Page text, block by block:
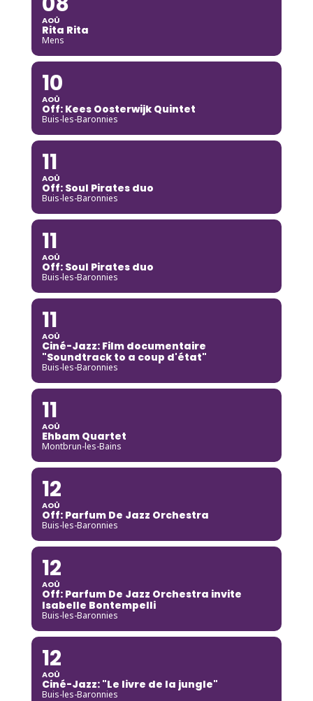
AOÛ
Rita Rita
Mens
10
AOÛ
Off: Kees Oosterwijk Quintet
Buis-les-Baronnies
11
AOÛ
Off: Soul Pirates duo
Buis-les-Baronnies
11
AOÛ
Off: Soul Pirates duo
Buis-les-Baronnies
11
AOÛ
Ciné-Jazz: Film documentaire
"Soundtrack to a coup d'état"
Buis-les-Baronnies
11
AOÛ
Ehbam Quartet
Montbrun-les-Bains
12
AOÛ
Off: Parfum De Jazz Orchestra
Buis-les-Baronnies
12
AOÛ
Off: Parfum De Jazz Orchestra invite
Isabelle Bontempelli
Buis-les-Baronnies
12
AOÛ
Ciné-Jazz: "Le livre de la jungle"
Buis-les-Baronnies